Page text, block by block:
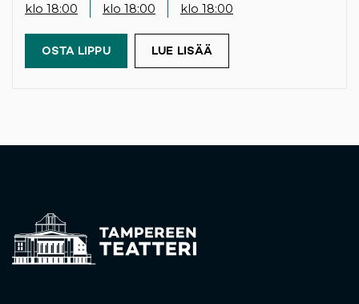
klo 18:00
klo 18:00
klo 18:00
OSTA LIPPU(OPENS IN A NEW TAB)
LUE LISÄÄ